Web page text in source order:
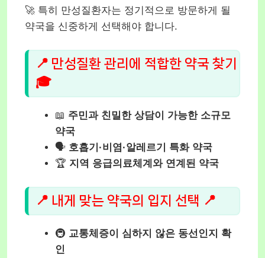
🚀 특히 만성질환자는 정기적으로 방문하게 될
약국을 신중하게 선택해야 합니다.
📍 만성질환 관리에 적합한 약국 찾기
🎓
📖 주민과 친밀한 상담이 가능한 소규모
약국
🗣️ 호흡기·비염·알레르기 특화 약국
🏆 지역 응급의료체계와 연계된 약국
📍 내게 맞는 약국의 입지 선택 📍
🚇 교통체증이 심하지 않은 동선인지 확
인